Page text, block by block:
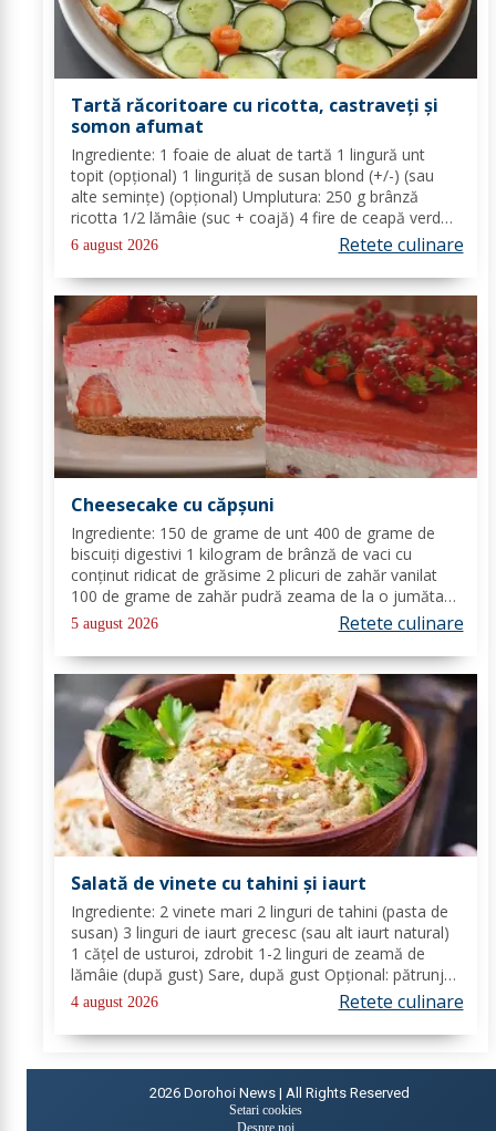
Tartă răcoritoare cu ricotta, castraveți și
somon afumat
Ingrediente: 1 foaie de aluat de tartă 1 lingură unt
topit (opțional) 1 linguriță de susan blond (+/-) (sau
alte semințe) (opțional) Umplutura: 250 g brânză
ricotta 1/2 lămâie (suc + coajă) 4 fire de ceapă verde
(+/-) piper Toppinguri: 1 castravete 80 gr somon
afumat 1 linguriță semințe de susan...
6 august 2026 Retete culinare
Cheesecake cu căpșuni
Ingrediente: 150 de grame de unt 400 de grame de
biscuiți digestivi 1 kilogram de brânză de vaci cu
conținut ridicat de grăsime 2 plicuri de zahăr vanilat
100 de grame de zahăr pudră zeama de la o jumătate
de lămâie 600 de mililitri de smântână pentru frișcă 4
foi de gelatină hidratate în apă rece...
5 august 2026 Retete culinare
Salată de vinete cu tahini și iaurt
Ingrediente: 2 vinete mari 2 linguri de tahini (pasta de
susan) 3 linguri de iaurt grecesc (sau alt iaurt natural)
1 cățel de usturoi, zdrobit 1-2 linguri de zeamă de
lămâie (după gust) Sare, după gust Opțional: pătrunjel
proaspăt tocat pentru decor Mod de preparare: Coace
vinetele pe grătar sau în...
4 august 2026 Retete culinare
2026 Dorohoi News | All Rights Reserved
Setari cookies